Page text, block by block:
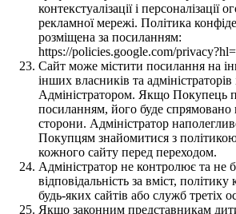
контекстуалізації і персоналізації
рекламної мережі. Політика
розміщена за посиланням:
https://policies.google.com/
Сайт може містити посилання на
інших власників та адміністраторів
Адміністратором. Якщо Покупець
посиланням, його буде спрямовано
сторони. Адміністратор
Покупцям знайомитися з політикою
кожного сайту перед переходом.
Адміністратор не контролює та не
відповідальність за вміст, політику
будь-яких сайтів або служб третіх
Якщо законним представникам